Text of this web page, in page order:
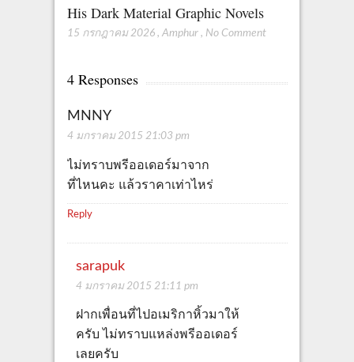
His Dark Material Graphic Novels
15 กรกฎาคม 2026 , Amphur , No Comment
4 Responses
MNNY
4 มกราคม 2015 21:03 pm
ไม่ทราบพรีออเดอร์มาจาก
ที่ไหนคะ แล้วราคาเท่าไหร่
Reply
sarapuk
4 มกราคม 2015 21:11 pm
ฝากเพื่อนที่ไปอเมริกาหิ้วมาให้
ครับ ไม่ทราบแหล่งพรีออเดอร์
เลยครับ